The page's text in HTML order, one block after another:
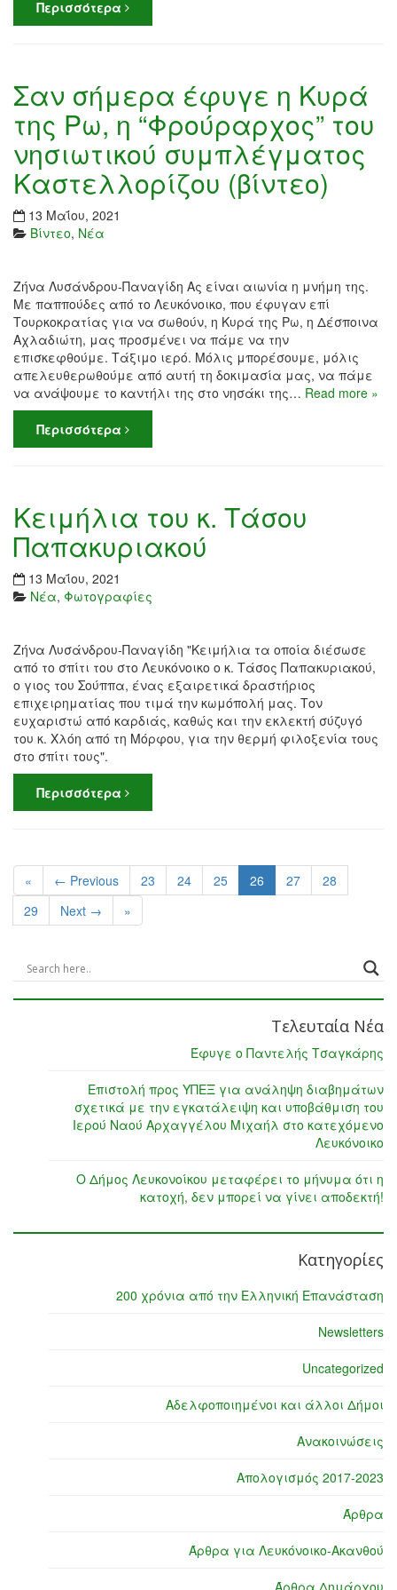
Περισσότερα
Σαν σήμερα έφυγε η Κυρά
της Ρω, η “Φρούραρχος” του
νησιωτικού συμπλέγματος
Καστελλορίζου (βίντεο)
13 Μαΐου, 2021
Βίντεο, Νέα
Ζήνα Λυσάνδρου-Παναγίδη Ας είναι αιωνία η μνήμη της.
Με παππούδες από το Λευκόνοικο, που έφυγαν επί
Τουρκοκρατίας για να σωθούν, η Κυρά της Ρω, η Δέσποινα
Αχλαδιώτη, μας προσμένει να πάμε να την
επισκεφθούμε. Τάξιμο ιερό. Μόλις μπορέσουμε, μόλις
απελευθερωθούμε από αυτή τη δοκιμασία μας, να πάμε
να ανάψουμε το καντήλι της στο νησάκι της… Read more »
Περισσότερα
Κειμήλια του κ. Τάσου
Παπακυριακού
13 Μαΐου, 2021
Νέα, Φωτογραφίες
Ζήνα Λυσάνδρου-Παναγίδη "Κειμήλια τα οποία διέσωσε
από το σπίτι του στο Λευκόνοικο ο κ. Τάσος Παπακυριακού,
ο γιος του Σούππα, ένας εξαιρετικά δραστήριος
επιχειρηματίας που τιμά την κωμόπολή μας. Τον
ευχαριστώ από καρδιάς, καθώς και την εκλεκτή σύζυγό
του κ. Χλόη από τη Μόρφου, για την θερμή φιλοξενία τους
στο σπίτι τους".
Περισσότερα
« ← Previous 23 24 25 26 27
28
29
Next → »
Τελευταία Νέα
Έφυγε ο Παντελής Τσαγκάρης
Επιστολή προς ΥΠΕΞ για ανάληψη διαβημάτων
σχετικά με την εγκατάλειψη και υποβάθμιση του
Ιερού Ναού Αρχαγγέλου Μιχαήλ στο κατεχόμενο
Λευκόνοικο
Ο Δήμος Λευκονοίκου μεταφέρει το μήνυμα ότι η
κατοχή, δεν μπορεί να γίνει αποδεκτή!
Κατηγορίες
200 χρόνια από την Ελληνική Επανάσταση
Newsletters
Uncategorized
Αδελφοποιημένοι και άλλοι Δήμοι
Ανακοινώσεις
Απολογισμός 2017-2023
Άρθρα
Άρθρα για Λευκόνοικο-Ακανθού